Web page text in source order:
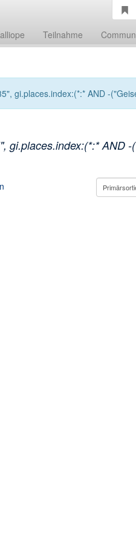
Teilnahme
gi.places.index:(*:* AND -
gi.places.index:(*:* AND -